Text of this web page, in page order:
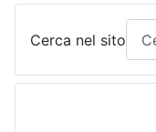
Cerca nel sito